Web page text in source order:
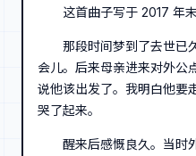
这首曲子写于 2017 年末
那段时间梦到了去世已
会儿。后来母亲进来对外公
说他该出发了。我明白他要
哭了起来。
醒来后感慨良久。当时